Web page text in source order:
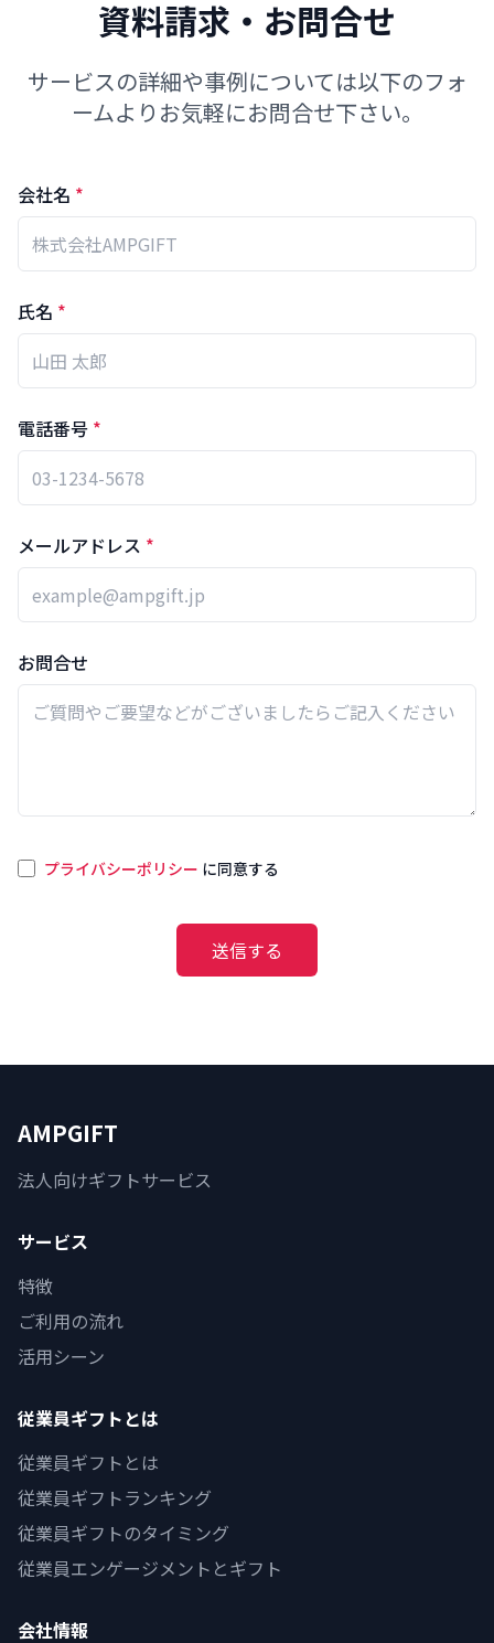
資料請求・お問合せ
サービスの詳細や事例については以下のフォ
ームよりお気軽にお問合せ下さい。
会社名 *
氏名 *
電話番号 *
メールアドレス *
お問合せ
プライバシーポリシー に同意する
送信する
AMPGIFT
法人向けギフトサービス
サービス
特徴
ご利用の流れ
活用シーン
従業員ギフトとは
従業員ギフトとは
従業員ギフトランキング
従業員ギフトのタイミング
従業員エンゲージメントとギフト
会社情報